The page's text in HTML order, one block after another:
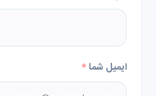
ایمیل شما*